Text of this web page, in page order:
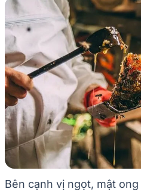
Bên cạnh vị ngọt, mật